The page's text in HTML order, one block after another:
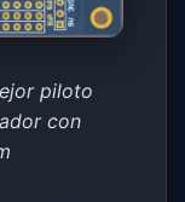
piloto
con